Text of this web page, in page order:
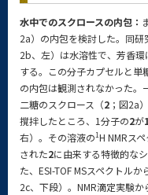
水中でのスクロースの内包：
2a）の内包を検討した。同
2b、左）は水溶性で、芳香
する。この分子カプセルと単
の内包は観測されなかった。
二糖のスクロース（2 ；図2a
撹拌したところ、1分子の2が1
右）。その溶液の1H NMRス
された2に由来する特徴的な
た、ESI-TOF MSスペクトルか
2c、下段）。NMR滴定実験